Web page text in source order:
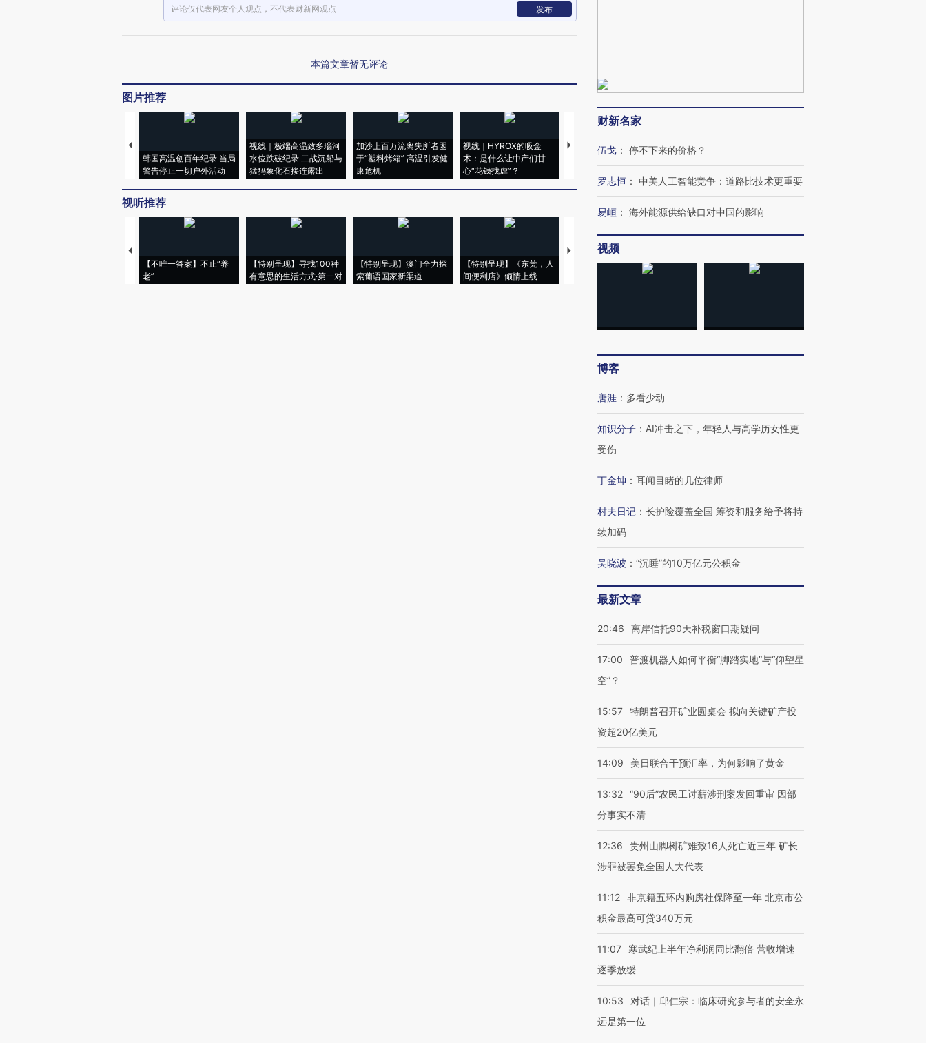
评论仅代表网友个人观点，不代表财新网观点 发布
本篇文章暂无评论
图片推荐
韩国高温创百年纪录 当局
警告停止一切户外活动
视线｜极端高温致多瑙河
水位跌破纪录 二战沉船与
猛犸象化石接连露出
加沙上百万流离失所者困
于“塑料烤箱” 高温引发健
康危机
视线｜HYROX的吸金
术：是什么让中产们甘
心“花钱找虐”？
马航飞行员跨国走私7万
粒摇头丸 尿检体内含3种
视线｜被称为“蟑螂”的印
度Z世代 用街头抗争将教
视听推荐
【不唯一答案】不止“养
老”
【特别呈现】寻找100种
有意思的生活方式·第一对
【特别呈现】澳门全力探
索葡语国家新渠道
【特别呈现】《东莞，人
间便利店》倾情上线
【推广】走进第四届链博
会，让数智科技“链”接产
【特别呈现】寻找100种
有意思的生活方式·第三对
CFO：不靠规模取胜，华
财新名家
伍戈 ： 停不下来的价格？
罗志恒 ： 中美人工智能竞争：道路比技术更重要
易峘 ： 海外能源供给缺口对中国的影响
视频
博客
唐涯 ： 多看少动
知识分子 ： AI冲击之下，年轻人与高学历女性更
受伤
丁金坤 ： 耳闻目睹的几位律师
村夫日记 ： 长护险覆盖全国 筹资和服务给予将持
续加码
吴晓波 ： “沉睡”的10万亿元公积金
最新文章
20:46 离岸信托90天补税窗口期疑问
17:00
普渡机器人如何平衡“脚踏实地”与“仰望星
空”？
15:57 特朗普召开矿业圆桌会 拟向关键矿产投
资超20亿美元
14:09 美日联合干预汇率，为何影响了黄金
13:32 “90后”农民工讨薪涉刑案发回重审 因部
分事实不清
12:36
贵州山脚树矿难致16人死亡近三年 矿长
涉罪被罢免全国人大代表
11:12 非京籍五环内购房社保降至一年 北京市公
积金最高可贷340万元
11:07
寒武纪上半年净利润同比翻倍 营收增速
逐季放缓
10:53
对话｜邱仁宗：临床研究参与者的安全永
远是第一位